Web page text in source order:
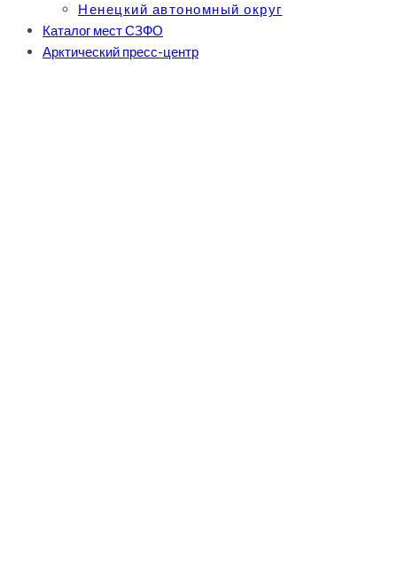
Ненецкий автономный округ
Каталог мест СЗФО
Арктический пресс-центр